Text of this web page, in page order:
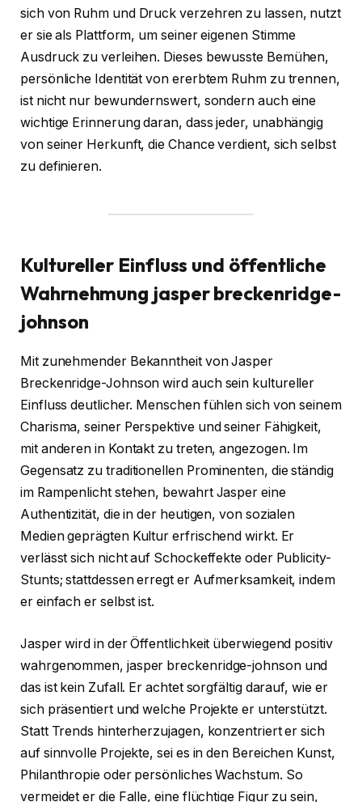
sich von Ruhm und Druck verzehren zu lassen, nutzt
er sie als Plattform, um seiner eigenen Stimme
Ausdruck zu verleihen. Dieses bewusste Bemühen,
persönliche Identität von ererbtem Ruhm zu trennen,
ist nicht nur bewundernswert, sondern auch eine
wichtige Erinnerung daran, dass jeder, unabhängig
von seiner Herkunft, die Chance verdient, sich selbst
zu definieren.
Kultureller Einfluss und öffentliche
Wahrnehmung jasper breckenridge-
johnson
Mit zunehmender Bekanntheit von Jasper
Breckenridge-Johnson wird auch sein kultureller
Einfluss deutlicher. Menschen fühlen sich von seinem
Charisma, seiner Perspektive und seiner Fähigkeit,
mit anderen in Kontakt zu treten, angezogen. Im
Gegensatz zu traditionellen Prominenten, die ständig
im Rampenlicht stehen, bewahrt Jasper eine
Authentizität, die in der heutigen, von sozialen
Medien geprägten Kultur erfrischend wirkt. Er
verlässt sich nicht auf Schockeffekte oder Publicity-
Stunts; stattdessen erregt er Aufmerksamkeit, indem
er einfach er selbst ist.
Jasper wird in der Öffentlichkeit überwiegend positiv
wahrgenommen, jasper breckenridge-johnson und
das ist kein Zufall. Er achtet sorgfältig darauf, wie er
sich präsentiert und welche Projekte er unterstützt.
Statt Trends hinterherzujagen, konzentriert er sich
auf sinnvolle Projekte, sei es in den Bereichen Kunst,
Philanthropie oder persönliches Wachstum. So
vermeidet er die Falle, eine flüchtige Figur zu sein,